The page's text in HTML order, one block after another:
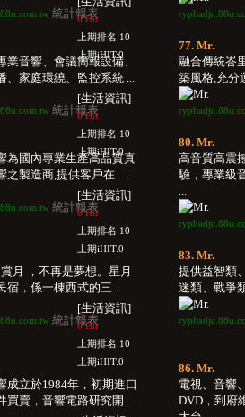
0 Hit
上期排名:10
上期iHIT:0
統計報表
業音響、會議簡報設備、
、家庭環繞、監控系統 ...
[生活資訊]
0 Hit
上期排名:10
上期iHIT:0
統計報表
77. Mr.
融合傳統峇
築風格,充分
為國內專業生產高品質真
之製造商,提供客戶在 ...
[生活資訊]
0 Hit
上期排名:10
上期iHIT:0
統計報表
80. Mr.
高音質高震
驗，專業級
...
月 ，不再是夢想。星月
宿，係一棟西式的三 ...
[生活資訊]
0 Hit
上期排名:10
上期iHIT:0
統計報表
83. Mr.
提供益智類
迷類、戰爭
成立於1984年，初期進口
買賣，音響電路研究開 ...
86. Mr.
電視、音響
DVD，到府